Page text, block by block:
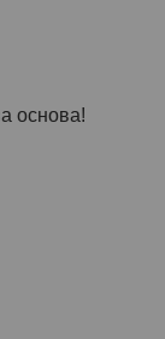
тушь!
основа!